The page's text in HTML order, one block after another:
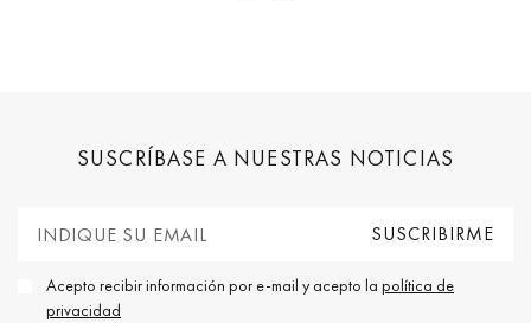
SUSCRÍBASE A NUESTRAS NOTICIAS
Acepto recibir información por e-mail y acepto la política de
privacidad